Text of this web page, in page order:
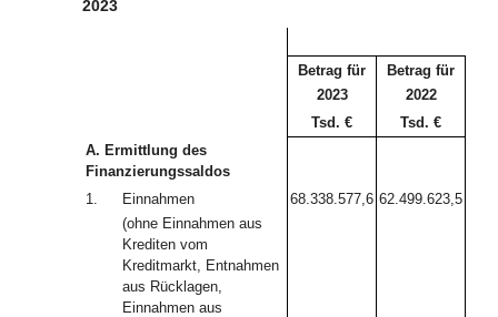
2023
Betrag für
2023
Betrag für
2022
Tsd. €
Tsd. €
A. Ermittlung des
Finanzierungssaldos
1.
Einnahmen
(ohne Einnahmen aus
Krediten vom
Kreditmarkt, Entnahmen
aus Rücklagen,
Einnahmen aus
68.338.577,6 62.499.623,5